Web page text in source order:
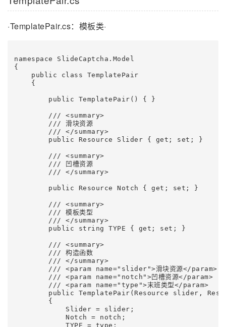
·TemplatePair.cs：模板类·
namespace SlideCaptcha.Model
{
    public class TemplatePair
    {
        public TemplatePair() { }
        /// <summary>
        /// 滑块资源
        /// </summary>
        public Resource Slider { get; set; }
        /// <summary>
        /// 凹槽资源
        /// </summary>
        public Resource Notch { get; set; }
        /// <summary>
        /// 模板类型
        /// </summary>
        public string TYPE { get; set; }
        /// <summary>
        /// 构造函数
        /// </summary>
        /// <param name="slider">滑块资源</param>
        /// <param name="notch">凹槽资源</param>
        /// <param name="type">末班类型</param>
public TemplatePair(Resource slider,
        {
            Slider = slider;
            Notch = notch;
            TYPE = type;